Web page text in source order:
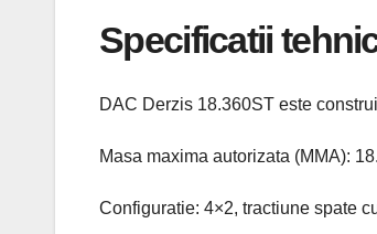
Specificatii
DAC Derzis 18.360ST este
Masa maxima autorizata (MMA):
Configuratie: 4×2, tractiune spate